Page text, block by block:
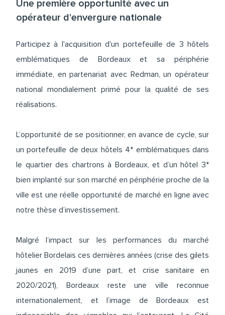
Une première opportunité avec un
opérateur d'envergure nationale
Participez à l'acquisition d'un portefeuille de 3 hôtels
emblématiques de Bordeaux et sa périphérie
immédiate, en partenariat avec Redman, un opérateur
national mondialement primé pour la qualité de ses
réalisations.
L’opportunité de se positionner, en avance de cycle, sur
un portefeuille de deux hôtels 4* emblématiques dans
le quartier des chartrons à Bordeaux, et d’un hôtel 3*
bien implanté sur son marché en périphérie proche de la
ville est une réelle opportunité de marché en ligne avec
notre thèse d’investissement.
Malgré l’impact sur les performances du marché
hôtelier Bordelais ces dernières années (crise des gilets
jaunes en 2019 d’une part, et crise sanitaire en
2020/2021), Bordeaux reste une ville reconnue
internationalement, et l’image de Bordeaux est